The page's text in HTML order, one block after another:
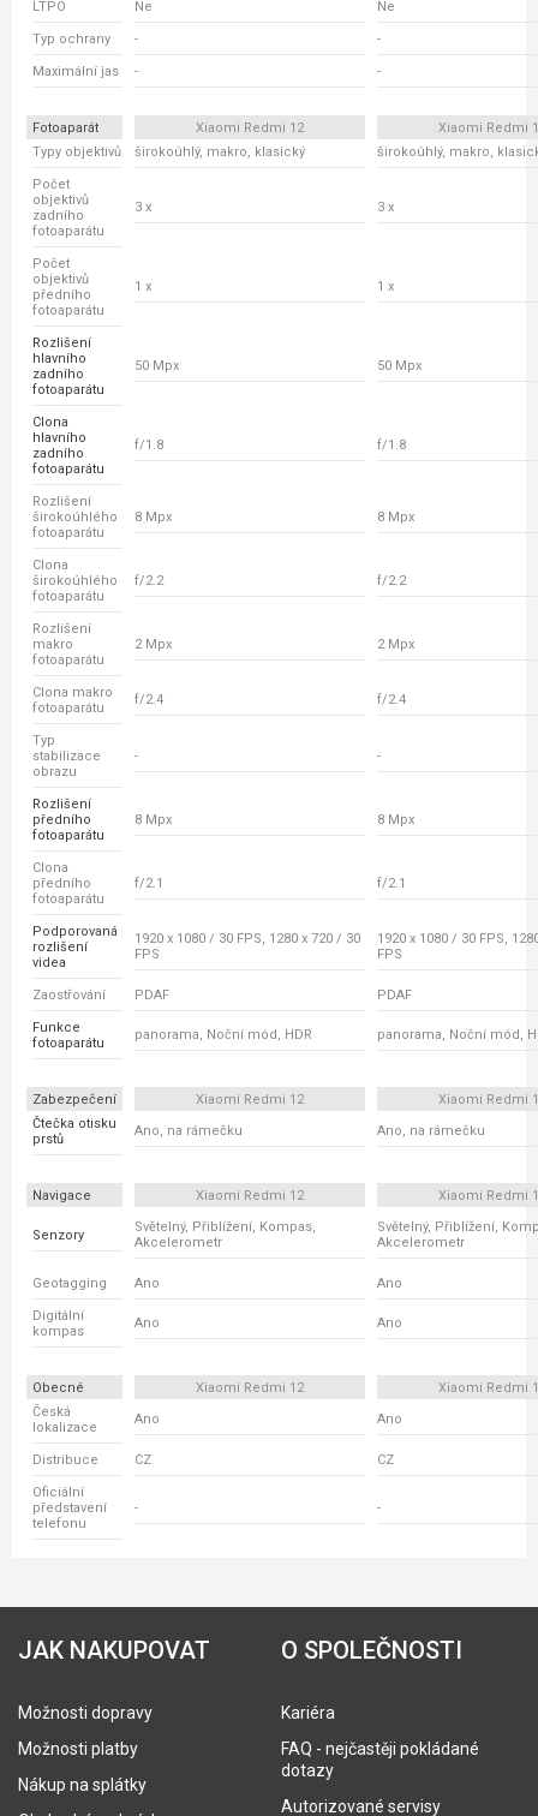
LTPO Ne Ne
Typ ochrany - -
Maximální jas - -
Fotoaparát Xiaomi Redmi 12
Xiaomi Redmi
Typy objektivů
širokoúhlý, makro, klasický širokoúhlý, makro,
Počet
objektivů
zadního
fotoaparátu
3 x 3 x
Počet
objektivů
předního
fotoaparátu
1 x 1 x
Rozlišení
hlavního
zadního
fotoaparátu
50 Mpx 50 Mpx
Clona
hlavního
zadního
fotoaparátu
f/1.8 f/1.8
Rozlišení
širokoúhlého
fotoaparátu
8 Mpx 8 Mpx
Clona
širokoúhlého
fotoaparátu
f/2.2 f/2.2
Rozlišení
makro
fotoaparátu
2 Mpx 2 Mpx
Clona makro
fotoaparátu
f/2.4 f/2.4
Typ
stabilizace
obrazu
- -
Rozlišení
předního
fotoaparátu
8 Mpx 8 Mpx
Clona
předního
fotoaparátu
f/2.1 f/2.1
Podporovaná
rozlišení
videa
1920 x 1080 / 30 FPS, 1280 x 720 / 30
FPS
1920 x 1080 / 30 FPS,
FPS
Zaostřování PDAF PDAF
Funkce
fotoaparátu
panorama, Noční mód, HDR panorama, Noční mód,
Zabezpečení Xiaomi Redmi 12
Xiaomi Redmi
Čtečka otisku
prstů
Ano, na rámečku Ano, na rámečku
Navigace Xiaomi Redmi 12 Xiaomi Redmi
Senzory
Světelný, Přiblížení, Kompas,
Akcelerometr
Světelný, Přiblížení,
Akcelerometr
Geotagging Ano Ano
Digitální
kompas
Ano Ano
Obecné Xiaomi Redmi 12
Xiaomi Redmi
Česká
lokalizace
Ano Ano
Distribuce CZ CZ
Oficiální
představení
telefonu
- -
JAK NAKUPOVAT
Možnosti dopravy
Možnosti platby
Nákup na splátky
O SPOLEČNOSTI
Kariéra
FAQ - nejčastěji pokládané
dotazy
Autorizované servisy